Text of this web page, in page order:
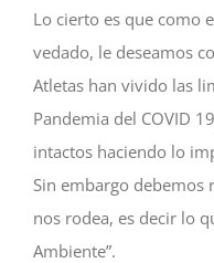
Lo cierto es que como
vedado, le deseamos
Atletas han vivido las
Pandemia del COVID
intactos haciendo lo
Sin embargo debemos
nos rodea, es decir lo
Ambiente”.